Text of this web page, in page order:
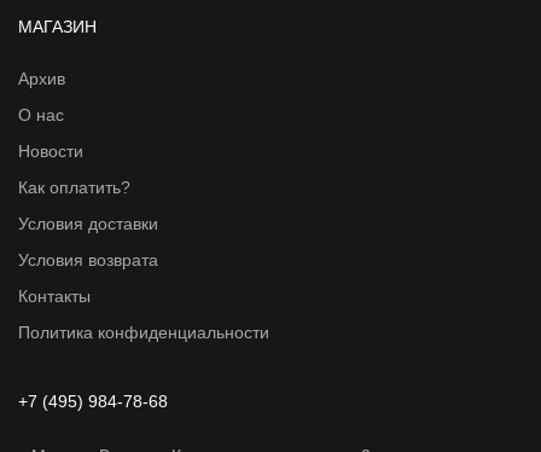
МАГАЗИН
Архив
О нас
Новости
Как оплатить?
Условия доставки
Условия возврата
Контакты
Политика конфиденциальности
+7 (495) 984-78-68